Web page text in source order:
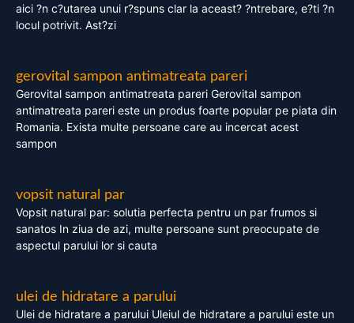
aici ?n c?utarea unui r?spuns clar la aceast? ?ntrebare, e?ti ?n
locul potrivit. Ast?zi
gerovital sampon antimatreata pareri
Gerovital sampon antimatreata pareri Gerovital sampon
antimatreata pareri este un produs foarte popular pe piata din
Romania. Exista multe persoane care au incercat acest
sampon
vopsit natural par
Vopsit natural par: solutia perfecta pentru un par frumos si
sanatos In ziua de azi, multe persoane sunt preocupate de
aspectul parului lor si cauta
ulei de hidratare a parului
Ulei de hidratare a parului Uleiul de hidratare a parului este un